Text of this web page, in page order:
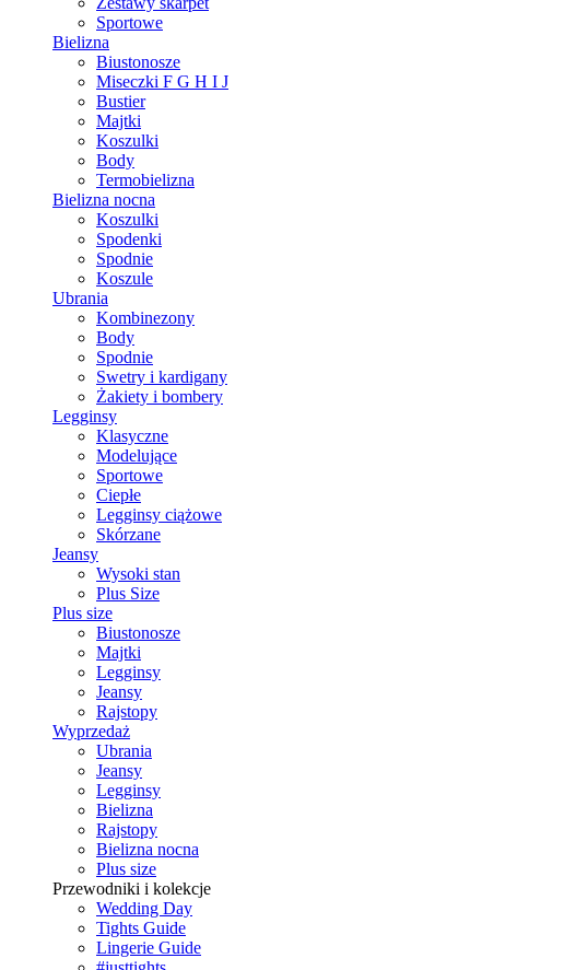
Sportowe
Bielizna
Biustonosze
Miseczki F G H I J
Bustier
Majtki
Koszulki
Body
Termobielizna
Bielizna nocna
Koszulki
Spodenki
Spodnie
Koszule
Ubrania
Kombinezony
Body
Spodnie
Swetry i kardigany
Żakiety i bombery
Legginsy
Klasyczne
Modelujące
Sportowe
Ciepłe
Legginsy ciążowe
Skórzane
Jeansy
Wysoki stan
Plus Size
Plus size
Biustonosze
Majtki
Legginsy
Jeansy
Rajstopy
Wyprzedaż
Ubrania
Jeansy
Legginsy
Bielizna
Rajstopy
Bielizna nocna
Plus size
Przewodniki i kolekcje
Wedding Day
Tights Guide
Lingerie Guide